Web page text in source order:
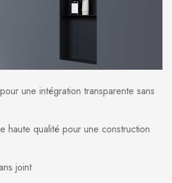
une intégration transparente sans
haute qualité pour une construction
joint